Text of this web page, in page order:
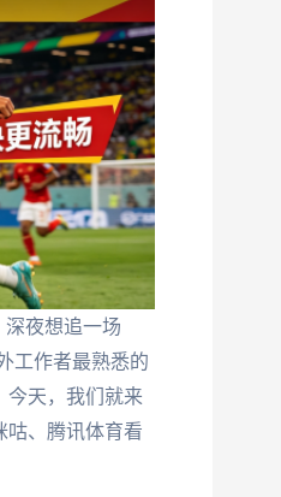
深夜想追一场
工作者最熟悉的
今天，我们就来
咕、腾讯体育看